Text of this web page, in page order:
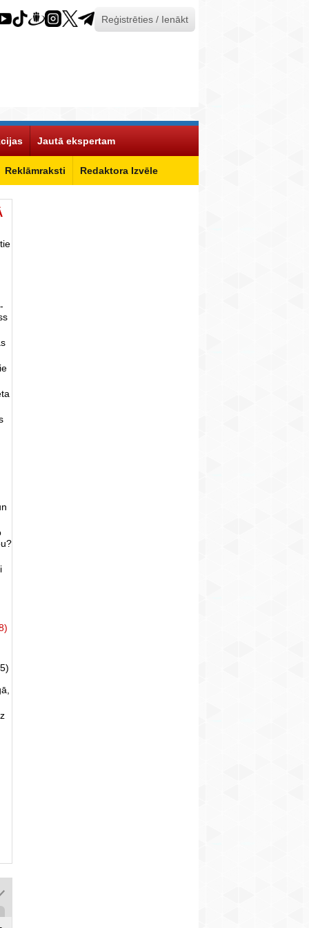
Reģistrēties / Ienākt
Reklāmraksti Redaktora Izvēle
Jautā ekspertam